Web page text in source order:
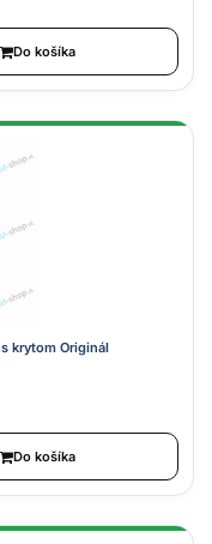
Do košíka
krytom Originál
Do košíka